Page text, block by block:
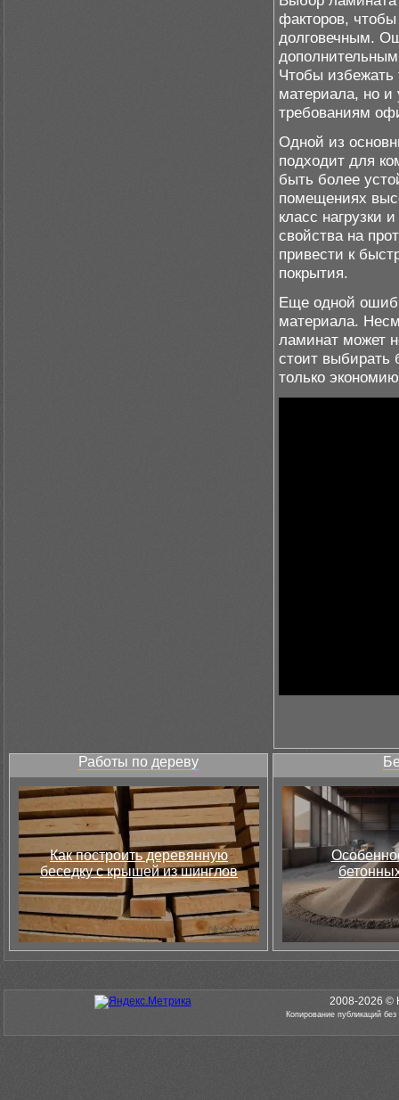
факторов,
долговечным.
Чтобы избежать
материала, но и
требованиям
Одной из
подходит для
быть более
помещениях
класс нагрузки
свойства на
привести к
покрытия.
Еще одной
материала.
ламинат может
стоит выбирать
только
Работы по дереву
Как построить деревянную
беседку с крышей из шинглов
2008-2026 ©
Копирование публикаций